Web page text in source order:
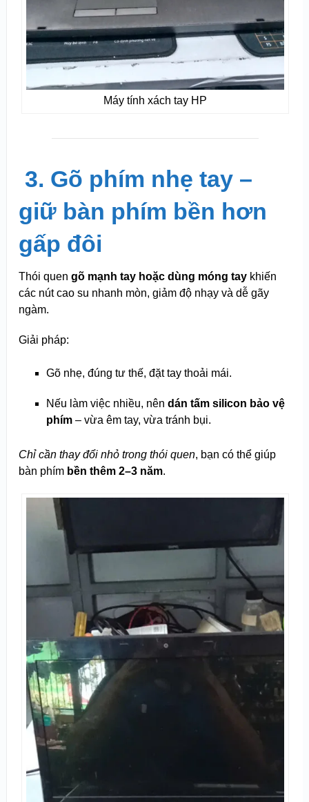
Máy tính xách tay HP
3. Gõ phím nhẹ tay –
giữ bàn phím bền hơn
gấp đôi
Thói quen gõ mạnh tay hoặc dùng móng taykhiến
các nút cao su nhanh mòn, giảm độ nhạy và dễ gãy
ngàm.
Giải pháp:
Gõ nhẹ, đúng tư thế, đặt tay thoải mái.
Nếu làm việc nhiều, nên dán tấm silicon bảo vệ
phím– vừa êm tay, vừa tránh bụi.
Chỉ cần thay đổi nhỏ trong thói quen, bạn có thể giúp
bàn phím bền thêm 2–3 năm.